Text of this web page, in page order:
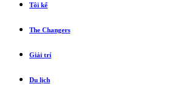
Tôi kể
The Changers
Giải trí
Du lịch